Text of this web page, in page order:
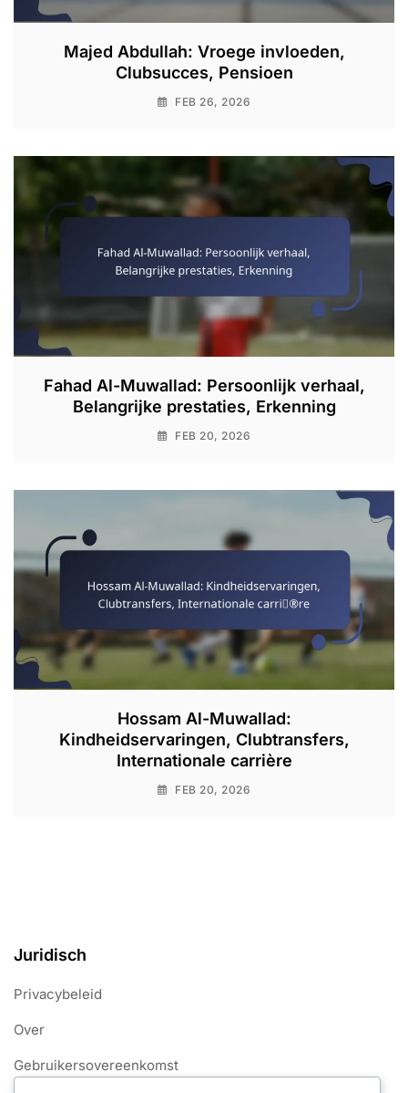
Majed Abdullah: Vroege invloeden,
Clubsucces, Pensioen
FEB 26, 2026
Fahad Al-Muwallad: Persoonlijk verhaal,
Belangrijke prestaties, Erkenning
FEB 20, 2026
Hossam Al-Muwallad:
Kindheidservaringen, Clubtransfers,
Internationale carrière
FEB 20, 2026
Juridisch
Privacybeleid
Over
Gebruikersovereenkomst